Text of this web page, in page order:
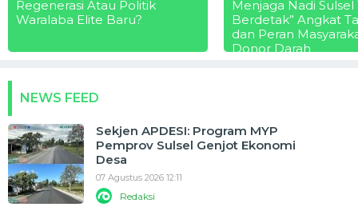
Regenerasi Atau Politik
Waralaba Elite Baru?
Menjaga Nadi Sulsel
Berdetak” Angkat
dan Peran
Donor Darah
NEWS FEED
Sekjen APDESI: Program MYP
Pemprov Sulsel Genjot Ekonomi
Desa
07 Agustus 2026 12:11
Redaksi